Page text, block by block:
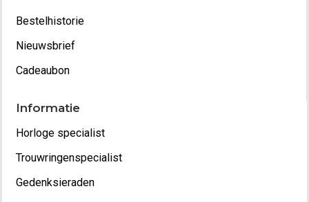
Bestelhistorie
Nieuwsbrief
Cadeaubon
Informatie
Horloge specialist
Trouwringenspecialist
Gedenksieraden